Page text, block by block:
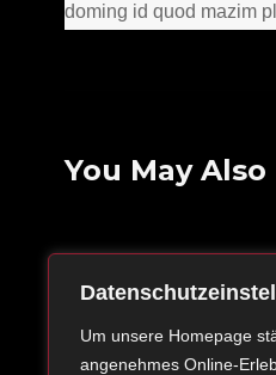
Um unsere Homepage
angenehmes Online-
doming id quod mazim
You May Also
I’m Just Super